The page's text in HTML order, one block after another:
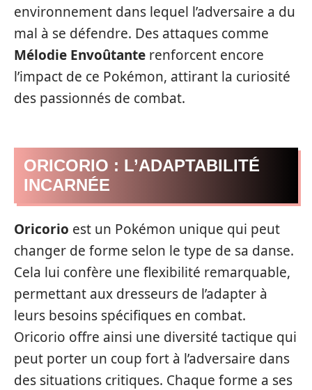
environnement dans lequel l’adversaire a du
mal à se défendre. Des attaques comme
Mélodie Envoûtante renforcent encore
l’impact de ce Pokémon, attirant la curiosité
des passionnés de combat.
ORICORIO : L’ADAPTABILITÉ
INCARNÉE
Oricorio est un Pokémon unique qui peut
changer de forme selon le type de sa danse.
Cela lui confère une flexibilité remarquable,
permettant aux dresseurs de l’adapter à
leurs besoins spécifiques en combat.
Oricorio offre ainsi une diversité tactique qui
peut porter un coup fort à l’adversaire dans
des situations critiques. Chaque forme a ses